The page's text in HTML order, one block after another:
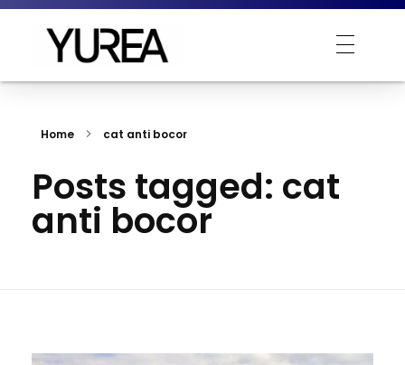
Yurea Indonesia
Home cat anti bocor
Posts tagged: cat
anti bocor